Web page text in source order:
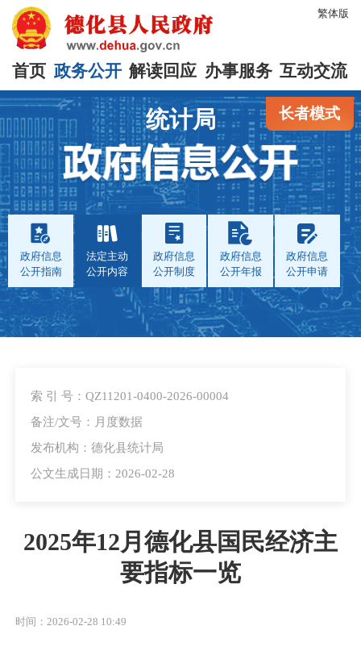
繁体版
首页 政务公开 解读回应 办事服务 互动交流
长者模式
统计局
政府信息
公开指南
法定主动
公开内容
政府信息
公开制度
政府信息
公开年报
政府信息
公开申请
索 引 号：QZ11201-0400-2026-00004
备注/文号：月度数据
发布机构：德化县统计局
公文生成日期：2026-02-28
2025年12月德化县国民经济主
要指标一览
时间：2026-02-28 10:49